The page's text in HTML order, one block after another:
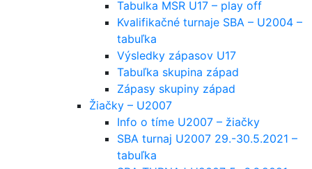
Tabulka MSR U17 – play off
Kvalifikačné turnaje SBA – U2004 –
tabuľka
Výsledky zápasov U17
Tabuľka skupina západ
Zápasy skupiny západ
Žiačky – U2007
Info o tíme U2007 – žiačky
SBA turnaj U2007 29.-30.5.2021 –
tabuľka